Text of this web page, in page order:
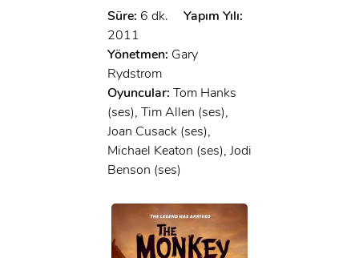
Beni Hatırla Şifremi Unuttum ?
GIRIŞ
GIRIŞ
Süre: 6 dk.
Yapım Yılı:
2011
Yönetmen: Gary
Rydstrom
Oyuncular: Tom Hanks
(ses), Tim Allen (ses),
Joan Cusack (ses),
Michael Keaton (ses), Jodi
Benson (ses)